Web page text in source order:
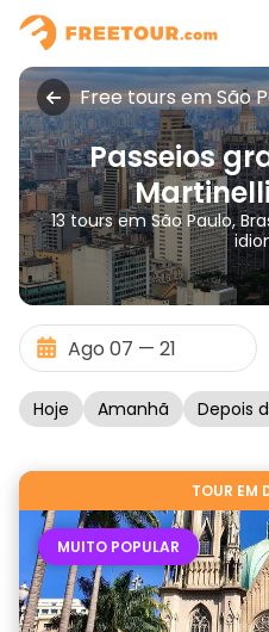
Free tours em São
Passeios
13 tours em São Paulo,
Hoje Amanhã Depois
TOUR EM
MUITO POPULAR